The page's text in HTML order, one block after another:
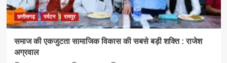
का
संदेश
छत्तीसगढ़ पर्यटन रायपुर
समाज की एकजुटता सामाजिक विकास की सबसे बड़ी शक्ति : राजेश
अग्रवाल